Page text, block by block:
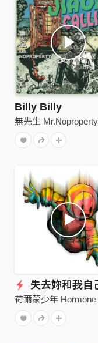
Billy Billy
無先生 Mr.Noproperty
失去妳和我自己 Kuroshio
荷爾蒙少年